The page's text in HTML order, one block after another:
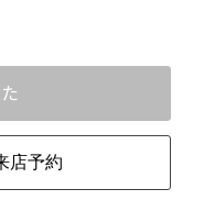
店予約